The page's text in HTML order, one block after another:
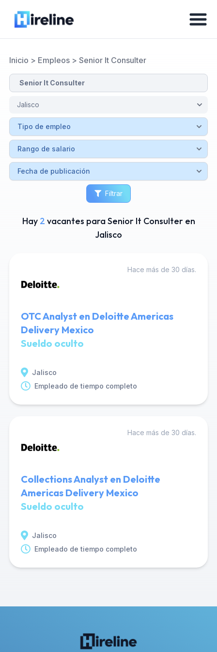
Inicio > Empleos> Senior It Consulter
Filtrar
Hay 2 vacantes para Senior It Consulter en
Jalisco
Hace más de 30 días.
OTC Analyst en Deloitte Americas
Delivery Mexico
Sueldo oculto
Jalisco
Empleado de tiempo completo
Hace más de 30 días.
Collections Analyst en Deloitte
Americas Delivery Mexico
Sueldo oculto
Jalisco
Empleado de tiempo completo